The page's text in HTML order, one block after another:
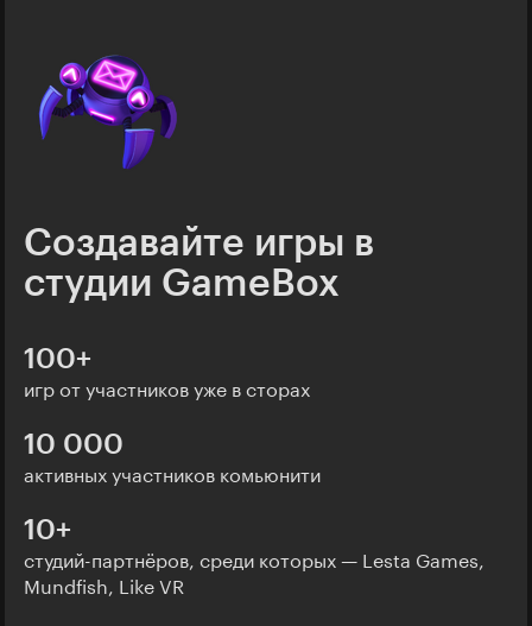
Создавайте игры в
студии GameBox
100+
игр от участников уже в сторах
10 000
активных участников комьюнити
10+
студий-партнёров, среди которых — Lesta Games,
Mundfish, Like VR